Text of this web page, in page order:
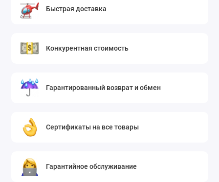
Быстрая доставка
Конкурентная стоимость
Гарантированный возврат и обмен
Сертификаты на все товары
Гарантийное обслуживание